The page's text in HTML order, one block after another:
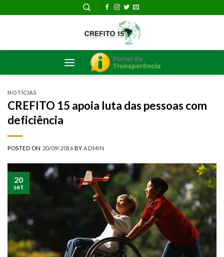
NOTÍCIAS
CREFITO 15 apoia luta das pessoas com
deficiência
POSTED ON 20/09/2016 BY ADMIN
20
set